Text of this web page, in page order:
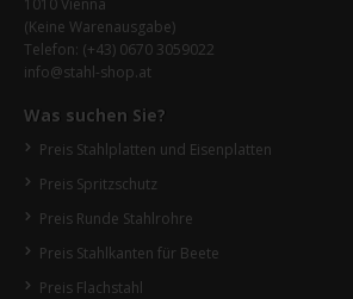
1010 Vienna
(Keine Warenausgabe)
Telefon: (+43) 0670 3059022
info@stahl-shop.at
Was suchen Sie?
Preis Stahlplatten und Eisenplatten
Preis Spritzschutz
Preis Runde Stahlrohre
Preis Stahlkanten für Beete
Preis Flachstahl